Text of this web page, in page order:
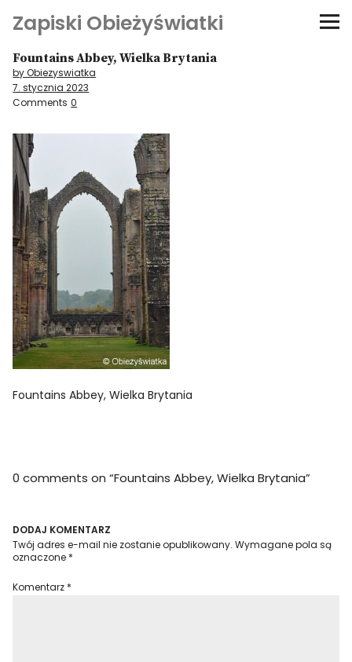
Zapiski Obieżyświatki
Podróże
Kultura i sztuka
Kątem oka
O-fiszki
Niezwyczajne ściany
Dom na kółkach
Fountains Abbey, Wielka Brytania
by Obiezyswiatka
7. stycznia 2023
Comments 0
Fountains Abbey, Wielka Brytania
0 comments on “Fountains Abbey, Wielka Brytania”
DODAJ KOMENTARZ
Twój adres e-mail nie zostanie opublikowany. Wymagane pola są
oznaczone *
Komentarz *